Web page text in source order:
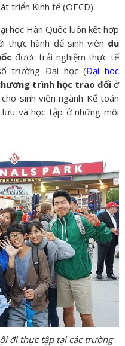
triển Kinh tế (OECD).
học Hàn Quốc luôn kết hợp
thực hành để sinh viên du
được trải nghiệm thực tế
trường Đại học (Đại học
trình học trao đổiở
cho sinh viên ngành Kế toán
và học tập ở những môi
đi thực tập tại các trường